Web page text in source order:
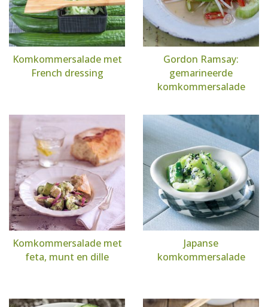
Komkommersalade met
French dressing
Gordon Ramsay:
gemarineerde
komkommersalade
Komkommersalade met
feta, munt en dille
Japanse
komkommersalade